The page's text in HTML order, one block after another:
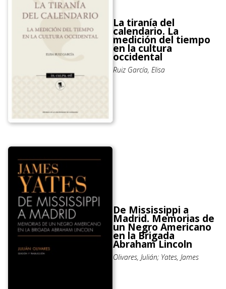
La tiranía del
calendario. La
medición del tiempo
en la cultura
occidental
Ruiz García, Elisa
De Mississippi a
Madrid. Memorias de
un Negro Americano
en la Brigada
Abraham Lincoln
Olivares, Julián; Yates, James